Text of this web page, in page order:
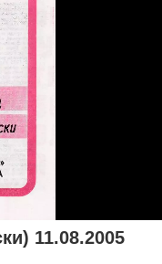
11.08.2005